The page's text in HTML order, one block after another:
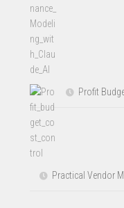
Profit
Practical Vendor